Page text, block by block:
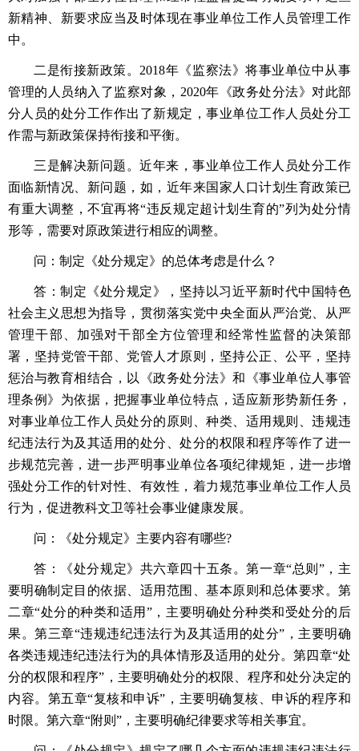
新精神、新要求应当及时体现在事业单位工作人员管理工作
中。
二是衔接新政策。2018年《监察法》将事业单位中从事
管理的人员纳入了监察对象，2020年《政务处分法》对此部
分人员的处分工作作出了新规定，事业单位工作人员处分工
作需与新政策保持衔接和平衡。
三是解决新问题。近年来，事业单位工作人员处分工作
面临新情况、新问题，如，近年来国家人口计划生育政策已
有重大调整，不宜再将“违反规定超计划生育的”列为处分情
形等，需要对原政策进行相应的调整。
问：制定《处分规定》的总体考虑是什么？
答：制定《处分规定》，坚持以习近平新时代中国特色
社会主义思想为指导，贯彻落实党中央全面从严治党、从严
管理干部、加强对干部全方位管理和经常性监督的决策部
署，坚持党管干部、党管人才原则，坚持公正、公平，坚持
惩治与教育相结合，以《政务处分法》和《事业单位人事管
理条例》为依据，把握事业单位特点，适应新形势新任务，
对事业单位工作人员处分的原则、种类、适用规则、违规违
纪违法行为及其适用的处分、处分的权限和程序等作了进一
步规范完善，进一步严明事业单位各项纪律规矩，进一步增
强处分工作的针对性、有效性，着力规范事业单位工作人员
行为，促进教科文卫等社会事业健康发展。
问：《处分规定》主要内容有哪些?
答：《处分规定》共六章四十五条。第一章“总则”，主
要明确制定目的依据、适用范围、基本原则和总体要求。第
二章“处分的种类和适用”，主要明确处分种类和受处分的后
果。第三章“违规违纪违法行为及其适用的处分”，主要明确
各类违规违纪违法行为的具体情形及适用的处分。第四章“处
分的权限和程序”，主要明确处分的权限、程序和处分决定的
内容。第五章“复核和申诉”，主要明确复核、申诉的程序和
时限。第六章“附则”，主要明确纪律要求等相关事宜。